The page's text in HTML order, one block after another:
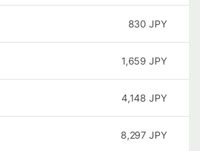
830 JPY
1,659 JPY
4,148 JPY
8,297 JPY